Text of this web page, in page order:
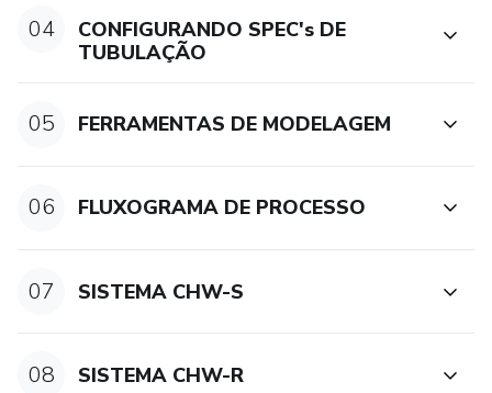
04
CONFIGURANDO SPEC's DE
TUBULAÇÃO
05 FERRAMENTAS DE MODELAGEM
06 FLUXOGRAMA DE PROCESSO
07 SISTEMA CHW-S
08 SISTEMA CHW-R